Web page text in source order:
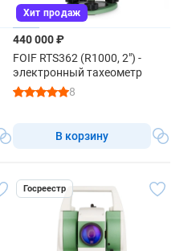
Хит продаж
440 000 ₽
FOIF RTS362 (R1000, 2") -
электронный тахеометр
8
В корзину
Госреестр